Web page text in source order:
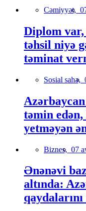
Cəmiyyət,
Diplom
təhsil niyə
təminat
Sosial sahə,
təmin
yetməyən
Biznes, 07
Ənənəvi
altında: